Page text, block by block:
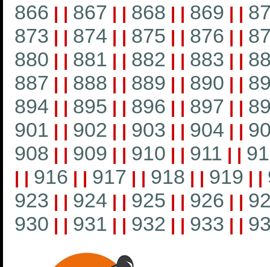
866 | | 867 | | 868 | | 869 | |
873 | | 874 | | 875 | | 876 | |
880 | | 881 | | 882 | | 883 | |
887 | | 888 | | 889 | | 890 | |
894 | | 895 | | 896 | | 897 | |
901 | | 902 | | 903 | | 904 | |
908 | | 909 | | 910 | | 911 | |
| | 916 | | 917 | | 918 | | 919 | |
923 | | 924 | | 925 | | 926 | |
930 | | 931 | | 932 | | 933 | |